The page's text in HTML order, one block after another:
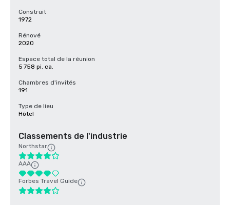
Construit
1972
Rénové
2020
Espace total de la réunion
5 758 pi. ca.
Chambres d'invités
191
Type de lieu
Hôtel
Classements de l'industrie
Northstar
AAA
Forbes Travel Guide